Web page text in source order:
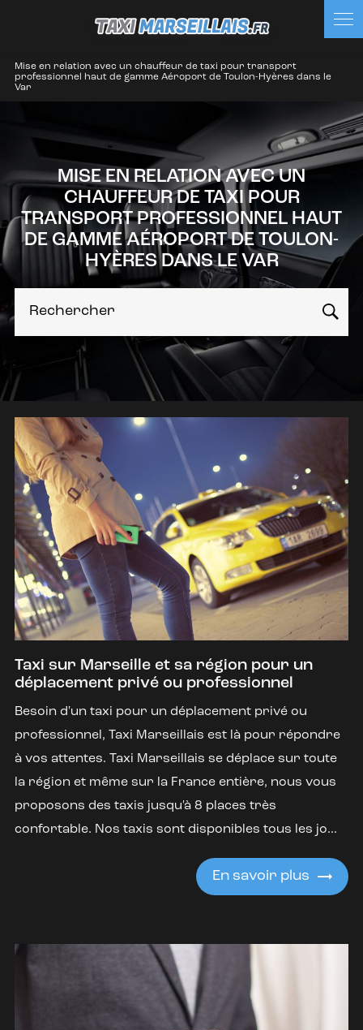
Mise en relation avec un chauffeur de taxi pour transport
professionnel haut de gamme Aéroport de Toulon-Hyères dans le
Var
MISE EN RELATION AVEC UN
CHAUFFEUR DE TAXI POUR
TRANSPORT PROFESSIONNEL HAUT
DE GAMME AÉROPORT DE TOULON-
HYÈRES DANS LE VAR
Rechercher
Taxi sur Marseille et sa région pour un
déplacement privé ou professionnel
Besoin d'un taxi pour un déplacement privé ou
professionnel, Taxi Marseillais est là pour répondre
à vos attentes. Taxi Marseillais se déplace sur toute
la région et même sur la France entière, nous vous
proposons des taxis jusqu'à 8 places très
confortable. Nos taxis sont disponibles tous les jo...
En savoir plus